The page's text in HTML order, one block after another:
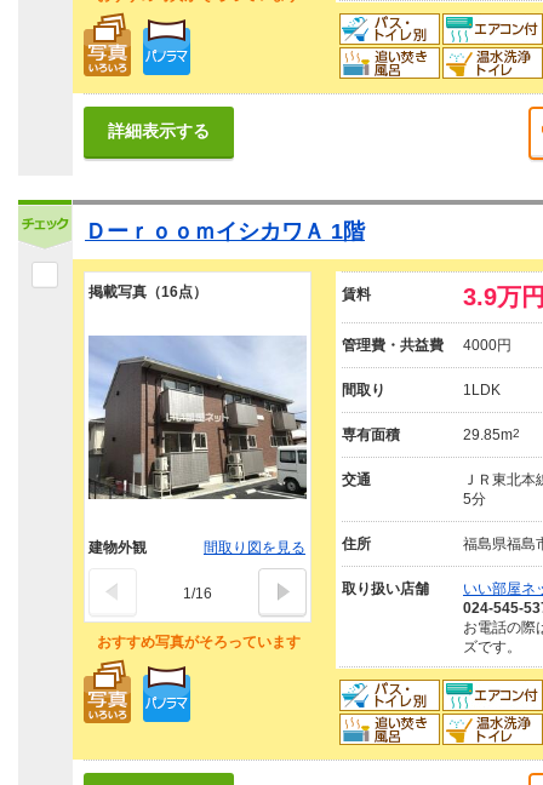
詳細表示する
ＤーｒｏｏｍイシカワＡ 1階
掲載写真（16点）
おすすめ写真がそろっています
建物外観 間取り図を見る
1/16
賃料 3.9万
管理費・共益費 4000円
間取り 1LDK
専有面積 29.85m2
交通
ＪＲ東北
5分
住所 福島県福島
取り扱い店舗
いい部屋ネ
024-545-
お電話の際
ズです。